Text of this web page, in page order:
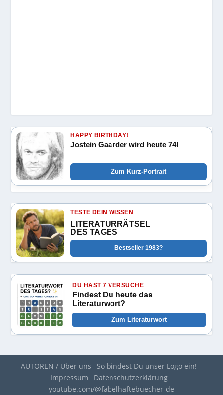
HAPPY BIRTHDAY!
Jostein Gaarder wird heute 74!
Zum Kurz-Portrait
TESTE DEIN WISSEN
LITERATURRÄTSEL
DES TAGES
Bestseller 1983?
DU HAST 7 VERSUCHE
Findest Du heute das
Literaturwort?
Zum Literaturwort
AUTOREN / Über uns
So bindest Du unser Logo ein!
Impressum
Datenschutzerklärung
youtube.com/@fabelhaftebuecher-de